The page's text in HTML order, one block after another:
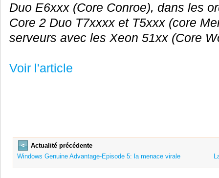
Duo E6xxx (Core Conroe), dans les
Core 2 Duo T7xxxx et T5xxx (core
serveurs avec les Xeon 51xx (Core
Voir l'article
<
Actualité précédente
Windows Genuine Advantage-Episode 5: la menace virale